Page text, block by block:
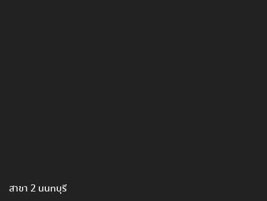
สาขา 2 นนทบุรี